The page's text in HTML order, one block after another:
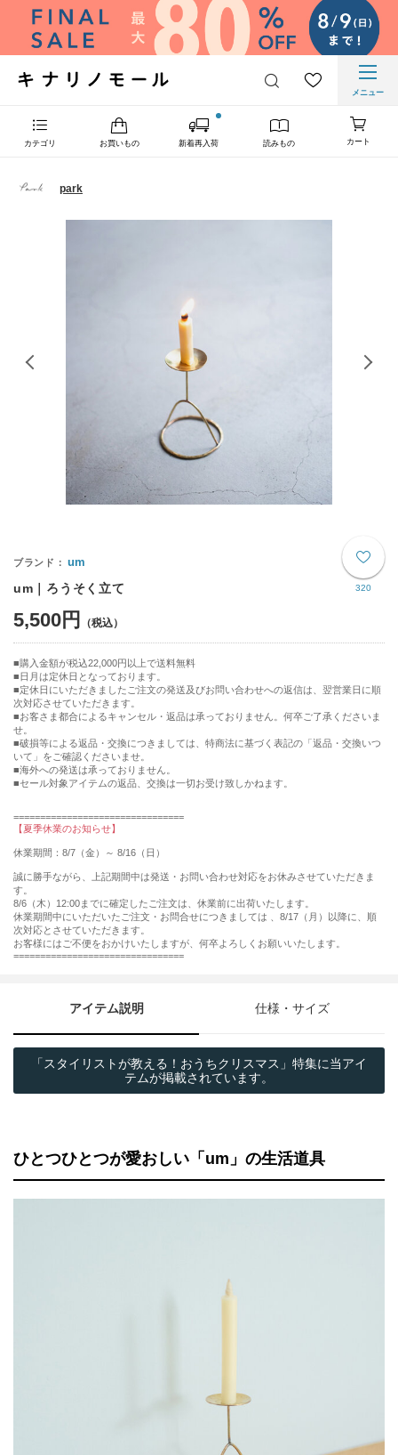
メニュー
カテゴリ お買いもの 新着再入荷 読みもの カート
park
320
um
um｜ろうそく立て
5,500円
購入金額が税込22,000円以上で送料無料
日月は定休日となっております。
■定休日にいただきましたご注文の発送及びお問い合わせへの返信は、翌営業日に順
次対応させていただきます。
■お客さま都合によるキャンセル・返品は承っておりません。何卒ご了承くださいま
せ。
■破損等による返品・交換につきましては、特商法に基づく表記の「返品・交換いつ
いて」をご確認くださいませ。
■海外への発送は承っておりません。
■セール対象アイテムの返品、交換は一切お受け致しかねます。
================================
【夏季休業のお知らせ】
休業期間：8/7（金）～ 8/16（日）
誠に勝手ながら、上記期間中は発送・お問い合わせ対応をお休みさせていただきま
す。
8/6（木）12:00までに確定したご注文は、休業前に出荷いたします。
休業期間中にいただいたご注文・お問合せにつきましては 、8/17（月）以降に、順
次対応とさせていただきます。
お客様にはご不便をおかけいたしますが、何卒よろしくお願いいたします。
================================
アイテム説明 仕様・サイズ
「スタイリストが教える！おうちクリスマス」特集に当アイ
テムが掲載されています。
ひとつひとつが愛おしい「um」の生活道具